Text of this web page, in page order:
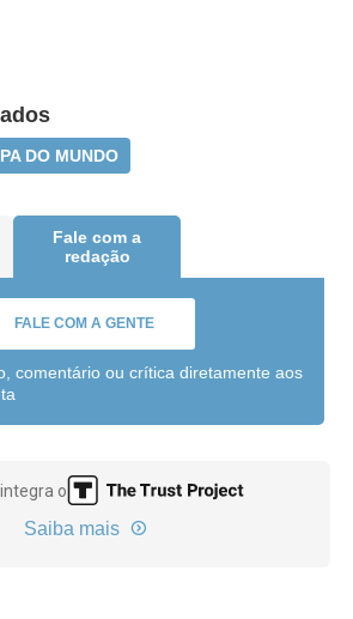
DO MUNDO
Fale com a
redação
FALE COM A GENTE
comentário ou crítica diretamente aos
o
Saiba mais